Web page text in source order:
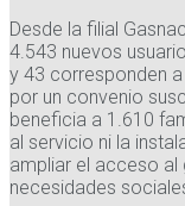
Desde la filial
4.543 nuevos
y 43 corresponden
por un convenio
beneficia a 1.610
al servicio ni la
ampliar el acceso al
necesidades